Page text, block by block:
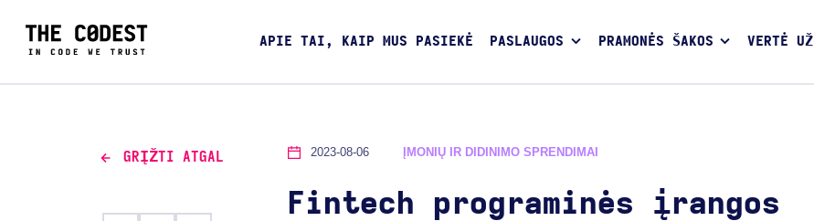
APIE TAI, KAIP MUS PASIEKĖ PASLAUGOS PRAMONĖS ŠAKOS VERTĖ UŽ
GRĮŽTI ATGAL 2023-08-06 ĮMONIŲ IR DIDINIMO SPRENDIMAI
Fintech programinės įrangos